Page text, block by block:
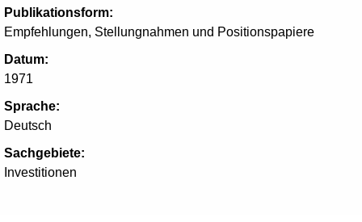
Publikationsform:
Empfehlungen, Stellungnahmen und Positionspapiere
Datum:
1971
Sprache:
Deutsch
Sachgebiete:
Investitionen